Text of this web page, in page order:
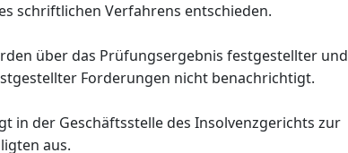
schriftlichen Verfahrens entschieden.
über das Prüfungsergebnis festgestellter und
Forderungen nicht benachrichtigt.
in der Geschäftsstelle des Insolvenzgerichts zur
aus.